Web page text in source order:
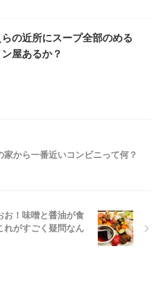
の近所にスープ全部のめる
屋あるか？
家から一番近いコンビニって何？
お！味噌と醤油が食
がすごく疑問なん